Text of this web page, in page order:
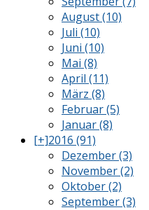
August (10)
Juli (10)
Juni (10)
Mai (8)
April (11)
März (8)
Februar (5)
Januar (8)
[+]2016 (91)
Dezember (3)
November (2)
Oktober (2)
September (3)